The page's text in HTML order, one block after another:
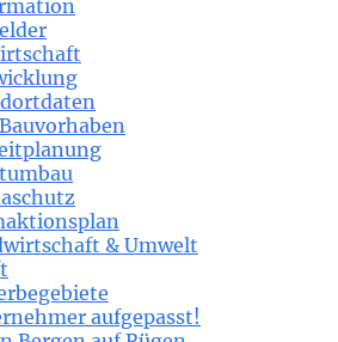
& Umwelt
aufgepasst!